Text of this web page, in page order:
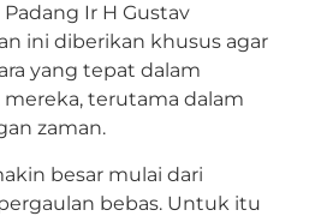
Ir H Gustav
ini diberikan khusus agar
yang tepat dalam
terutama dalam
zaman.
besar mulai dari
bebas. Untuk itu